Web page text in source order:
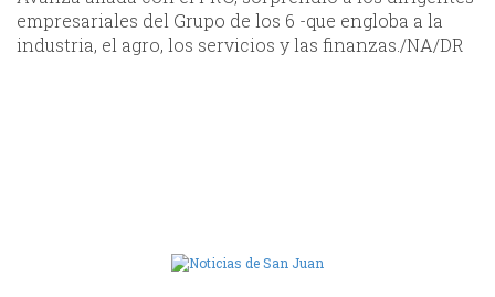
empresariales del Grupo de los 6 -que engloba a la
industria, el agro, los servicios y las finanzas./NA/DR